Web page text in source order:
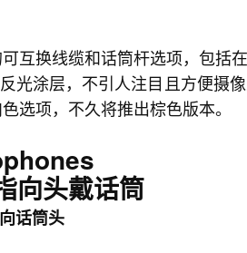
互换线缆和话筒杆选项，包括
光涂层，不引人注目且方便摄
选项，不久将推出棕色版本。
向头戴话筒
话筒头